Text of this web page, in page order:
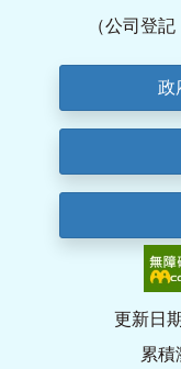
（公司登
政
更新日
累積